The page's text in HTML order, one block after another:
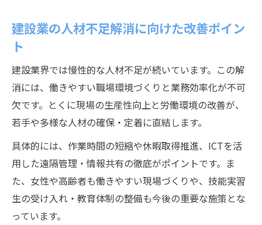
建設業の人材不足解消に向けた改善ポイン
ト
建設業界では慢性的な人材不足が続いています。この解
消には、働きやすい職場環境づくりと業務効率化が不可
欠です。とくに現場の生産性向上と労働環境の改善が、
若手や多様な人材の確保・定着に直結します。
具体的には、作業時間の短縮や休暇取得推進、ICTを活
用した遠隔管理・情報共有の徹底がポイントです。ま
た、女性や高齢者も働きやすい現場づくりや、技能実習
生の受け入れ・教育体制の整備も今後の重要な施策とな
っています。